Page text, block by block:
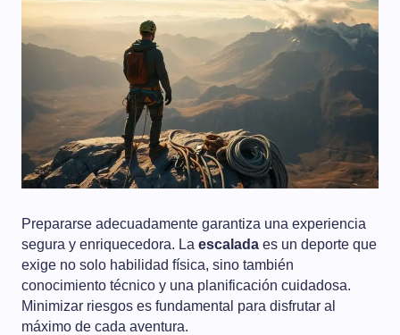
Prepararse adecuadamente garantiza una experiencia
segura y enriquecedora. La escalada es un deporte que
exige no solo habilidad física, sino también
conocimiento técnico y una planificación cuidadosa.
Minimizar riesgos es fundamental para disfrutar al
máximo de cada aventura.